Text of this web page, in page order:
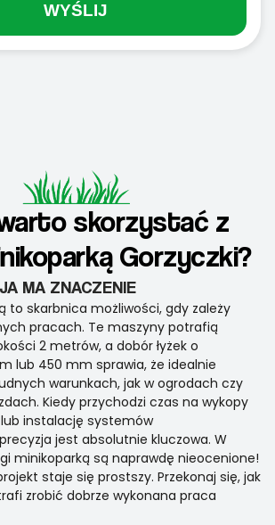
WYŚLIJ
skorzystać z
Gorzyczki?
MA ZNACZENIE
to skarbnica możliwości, gdy zależy
pracach. Te maszyny potrafią
2 metrów, a dobór łyżek o
lub 450 mm sprawia, że idealnie
warunkach, jak w ogrodach czy
Kiedy przychodzi czas na wykopy
instalację systemów
jest absolutnie kluczowa. W
minikoparką są naprawdę nieocenione!
staje się prostszy. Przekonaj się, jak
zrobić dobrze wykonana praca